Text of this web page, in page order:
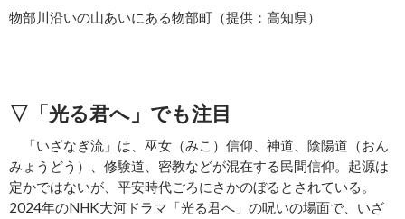
物部川沿いの山あいにある物部町（提供：高知県）
▽「光る君へ」でも注目
「いざなぎ流」は、巫女（みこ）信仰、神道、陰陽道（おん
みょうどう）、修験道、密教などが混在する民間信仰。起源は
定かではないが、平安時代ごろにさかのぼるとされている。
2024年のNHK大河ドラマ「光る君へ」の呪いの場面で、いざ